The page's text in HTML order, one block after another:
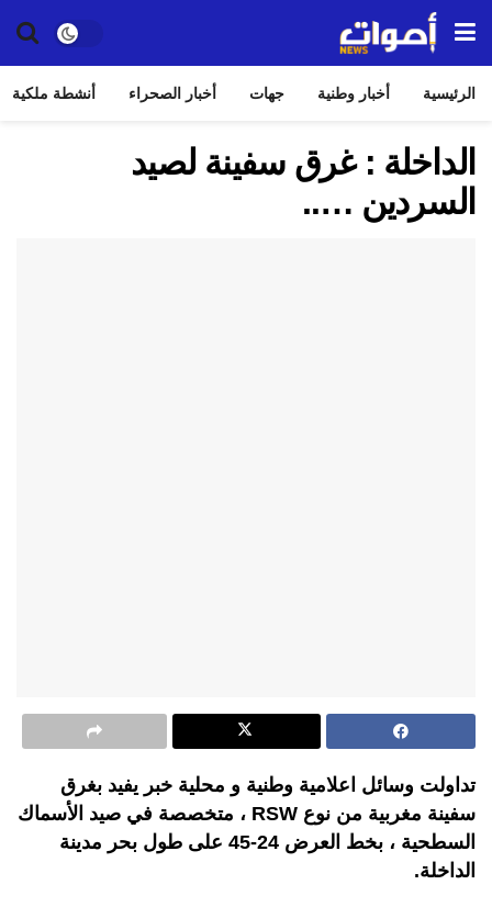
الرئيسية أخبار وطنية جهات أخبار الصحراء أنشطة ملكية
الداخلة : غرق سفينة لصيد
السردين …..
تداولت وسائل اعلامية وطنية و محلية خبر يفيد بغرق
سفينة مغربية من نوع RSW ، متخصصة في صيد الأسماك
السطحية ، بخط العرض 24-45 على طول بحر مدينة
الداخلة.